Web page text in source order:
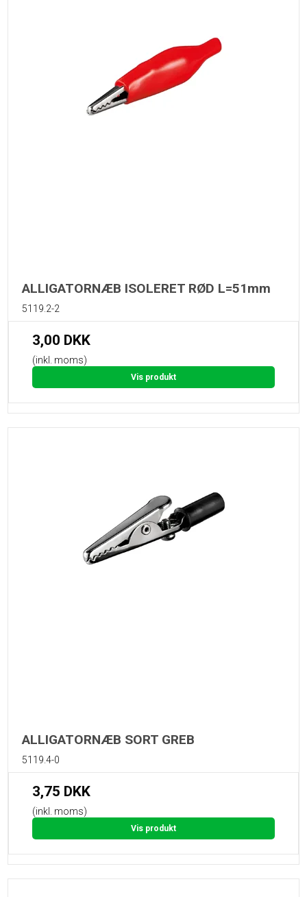
ALLIGATORNÆB ISOLERET RØD L=51mm
5119.2-2
3,00 DKK
(inkl. moms)
Vis produkt
ALLIGATORNÆB SORT GREB
5119.4-0
3,75 DKK
(inkl. moms)
Vis produkt